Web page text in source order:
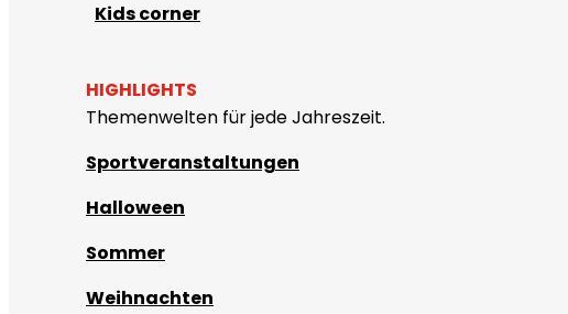
Kids corner
HIGHLIGHTS
Themenwelten für jede Jahreszeit.
Sportveranstaltungen
Halloween
Sommer
Weihnachten